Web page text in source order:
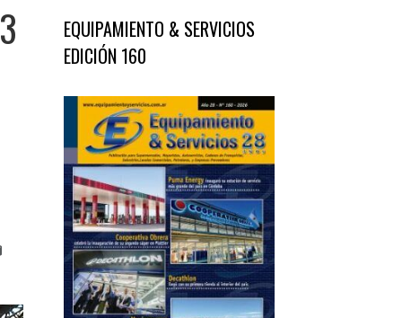
EQUIPAMIENTO & SERVICIOS
EDICIÓN 160